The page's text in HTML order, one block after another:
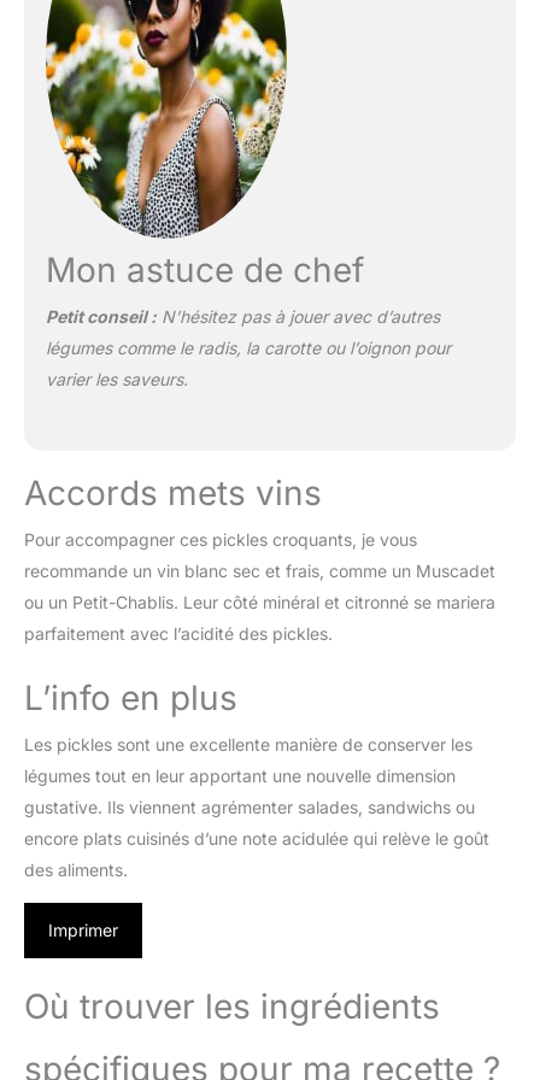
Mon astuce de chef
Petit conseil :N’hésitez pas à jouer avec d’autres
légumes comme le radis, la carotte ou l’oignon pour
varier les saveurs.
Accords mets vins
Pour accompagner ces pickles croquants, je vous
recommande un vin blanc sec et frais, comme un Muscadet
ou un Petit-Chablis. Leur côté minéral et citronné se mariera
parfaitement avec l’acidité des pickles.
L’info en plus
Les pickles sont une excellente manière de conserver les
légumes tout en leur apportant une nouvelle dimension
gustative. Ils viennent agrémenter salades, sandwichs ou
encore plats cuisinés d’une note acidulée qui relève le goût
des aliments.
Imprimer
Où trouver les ingrédients
spécifiques pour ma recette ?